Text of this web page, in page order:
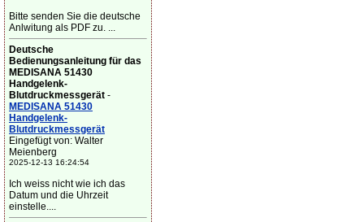
Bitte senden Sie die deutsche
Anlwitung als PDF zu. ...
Deutsche
Bedienungsanleitung für das
MEDISANA 51430
Handgelenk-
Blutdruckmessgerät -
MEDISANA 51430
Handgelenk-
Blutdruckmessgerät
Eingefügt von: Walter
Meienberg
2025-12-13 16:24:54
Ich weiss nicht wie ich das
Datum und die Uhrzeit
einstelle....